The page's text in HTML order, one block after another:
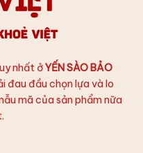
nhất ởYẾN SÀO BẢO
đau đầu chọn lựa và lo
mã của sản phẩm nữa